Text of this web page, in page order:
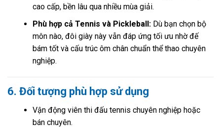
cao cấp, bền lâu qua nhiều mùa giải.
Phù hợp cả Tennis và Pickleball:Dù bạn chọn bộ
môn nào, đôi giày này vẫn đáp ứng tối ưu nhờ đế
bám tốt và cấu trúc ôm chân chuẩn thể thao chuyên
nghiệp.
6. Đối tượng phù hợp sử dụng
Vận động viên thi đấu tennis chuyên nghiệp hoặc
bán chuyên.